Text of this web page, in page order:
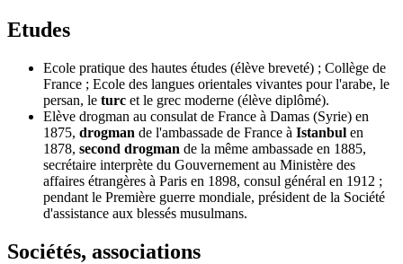
Etudes
Ecole pratique des hautes études (élève breveté) ; Collège de
France ; Ecole des langues orientales vivantes pour l'arabe, le
persan, le turc et le grec moderne (élève diplômé).
Elève drogman au consulat de France à Damas (Syrie) en
1875, drogman de l'ambassade de France à Istanbul en
1878, second drogman de la même ambassade en 1885,
secrétaire interprète du Gouvernement au Ministère des
affaires étrangères à Paris en 1898, consul général en 1912 ;
pendant le Première guerre mondiale, président de la Société
d'assistance aux blessés musulmans.
Sociétés, associations